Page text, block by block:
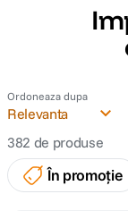
trepied
4. peak
5. canon
Ordoneaza dupa
Relevanta
382 de produse
În promoție